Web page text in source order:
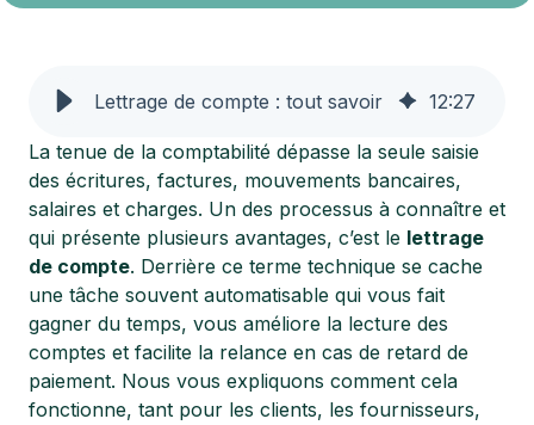
Lettrage de compte : tout savoir 12:27
La tenue de la comptabilité dépasse la seule saisie
des écritures, factures, mouvements bancaires,
salaires et charges. Un des processus à connaître et
qui présente plusieurs avantages, c’est le lettrage
de compte. Derrière ce terme technique se cache
une tâche souvent automatisable qui vous fait
gagner du temps, vous améliore la lecture des
comptes et facilite la relance en cas de retard de
paiement. Nous vous expliquons comment cela
fonctionne, tant pour les clients, les fournisseurs,